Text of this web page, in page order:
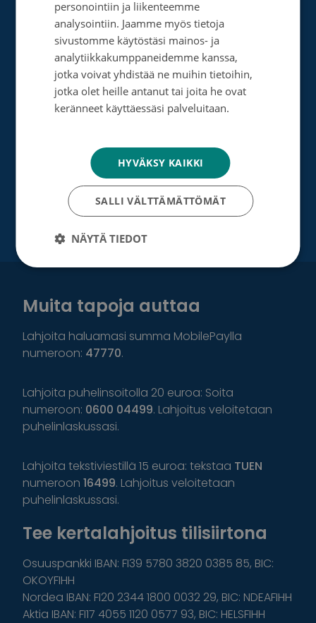
Perusta merkkipäiväkeräys
Perusta muistokeräys
Perusta oma keräyksesi
Perusta päivätyökeräys
Suurlahjoitus
Yrityksille
Muita tapoja auttaa
Lahjoita haluamasi summa MobilePaylla
numeroon: 47770.
Lahjoita puhelinsoitolla 20 euroa: Soita
numeroon: 0600 04499. Lahjoitus veloitetaan
puhelinlaskussasi.
Lahjoita tekstiviestillä 15 euroa: tekstaa TUEN
numeroon 16499. Lahjoitus veloitetaan
puhelinlaskussasi.
Tee kertalahjoitus tilisiirtona
Osuuspankki IBAN: FI39 5780 3820 0385 85, BIC:
OKOYFIHH
Nordea IBAN: FI20 2344 1800 0032 29, BIC: NDEAFIHH
Aktia IBAN: FI17 4055 1120 0577 93, BIC: HELSFIHH
personointiin ja liikenteemme
analysointiin. Jaamme myös tietoja
sivustomme käytöstäsi mainos- ja
analytiikkakumppaneidemme kanssa,
jotka voivat yhdistää ne muihin tietoihin,
jotka olet heille antanut tai joita he ovat
keränneet käyttäessäsi palveluitaan.
HYVÄKSY KAIKKI
SALLI VÄLTTÄMÄTTÖMÄT
NÄYTÄ TIEDOT